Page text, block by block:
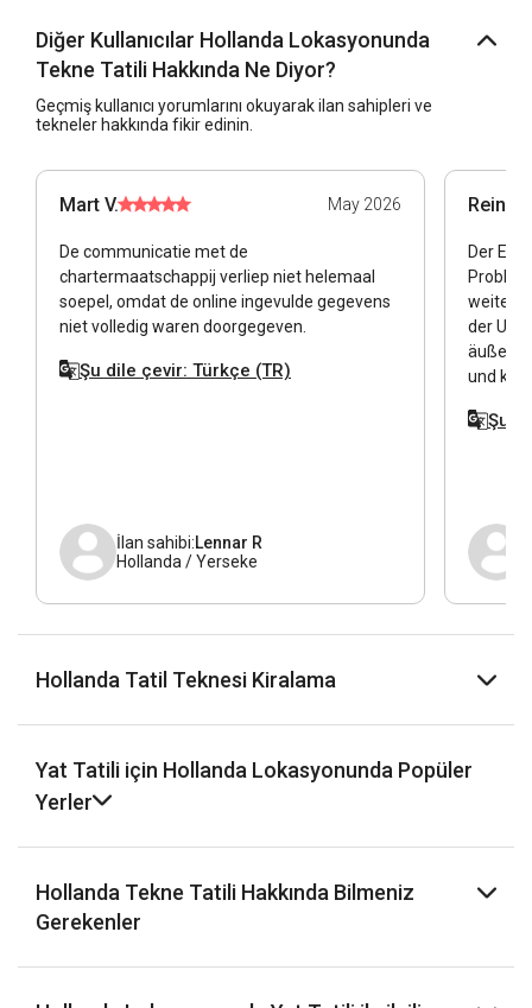
Diğer Kullanıcılar Hollanda Lokasyonunda
Tekne Tatili Hakkında Ne Diyor?
Geçmiş kullanıcı yorumlarını okuyarak ilan sahipleri ve
tekneler hakkında fikir edinin.
Mart V. May 2026
De communicatie met de
chartermaatschappij verliep niet helemaal
soepel, omdat de online ingevulde gegevens
niet volledig waren doorgegeven.
Şu dile çevir: Türkçe (TR)
İlan sahibi:Lennar R
Hollanda / Yerseke
Der
der
und
Şu
Hollanda Tatil Teknesi Kiralama
Yat Tatili için Hollanda Lokasyonunda Popüler
Yerler
Hollanda Tekne Tatili Hakkında Bilmeniz
Gerekenler